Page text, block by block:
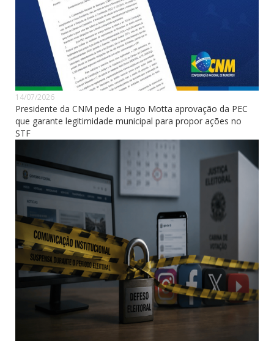
14/07/2026
Presidente da CNM pede a Hugo Motta aprovação da PEC
que garante legitimidade municipal para propor ações no
STF